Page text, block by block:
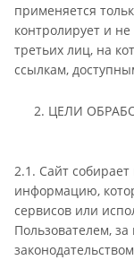
применяется
контролирует и не
третьих лиц, на
ссылкам,
2. ЦЕЛИ
2.1. Сайт
информацию,
сервисов или
Пользователем,